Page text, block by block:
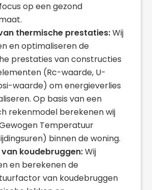
op een gezond
thermische prestaties:Wij
en optimaliseren de
prestaties van constructies
(Rc-waarde, U-
waarde) om energieverlies
Op basis van een
rekenmodel berekenen wij
Temperatuur
binnen de woning.
van koudebruggen:Wij
en berekenen de
van koudebruggen